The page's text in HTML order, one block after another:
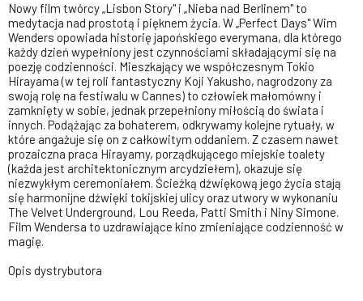
Nowy film twórcy „Lisbon Story" i „Nieba nad Berlinem" to
medytacja nad prostotą i pięknem życia. W „Perfect Days" Wim
Wenders opowiada historię japońskiego everymana, dla którego
każdy dzień wypełniony jest czynnościami składającymi się na
poezję codzienności. Mieszkający we współczesnym Tokio
Hirayama (w tej roli fantastyczny Koji Yakusho, nagrodzony za
swoją rolę na festiwalu w Cannes) to człowiek małomówny i
zamknięty w sobie, jednak przepełniony miłością do świata i
innych. Podążając za bohaterem, odkrywamy kolejne rytuały, w
które angażuje się on z całkowitym oddaniem. Z czasem nawet
prozaiczna praca Hirayamy, porządkującego miejskie toalety
(każda jest architektonicznym arcydziełem), okazuje się
niezwykłym ceremoniałem. Ścieżką dźwiękową jego życia stają
się harmonijne dźwięki tokijskiej ulicy oraz utwory w wykonaniu
The Velvet Underground, Lou Reeda, Patti Smith i Niny Simone.
Film Wendersa to uzdrawiające kino zmieniające codzienność w
magię.
Opis dystrybutora